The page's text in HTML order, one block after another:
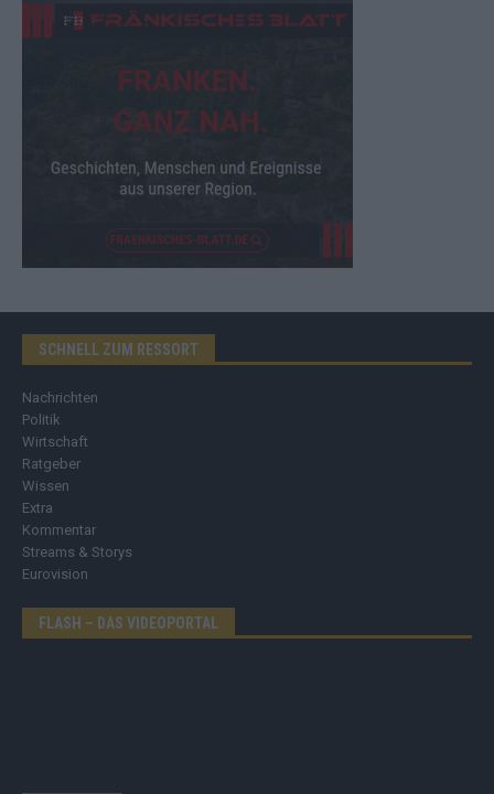
SCHNELL ZUM RESSORT
Nachrichten
Politik
Wirtschaft
Ratgeber
Wissen
Extra
Kommentar
Streams & Storys
Eurovision
FLASH – DAS VIDEOPORTAL